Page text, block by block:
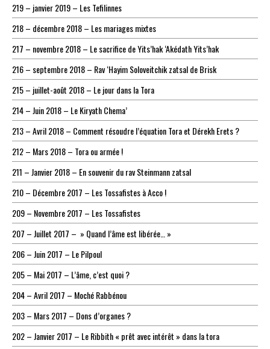
219 – janvier 2019 – Les Tefilinnes
218 – décembre 2018 – Les mariages mixtes
217 – novembre 2018 – Le sacrifice de Yits’hak ‘Akédath Yits’hak
216 – septembre 2018 – Rav ‘Hayim Soloveitchik zatsal de Brisk
215 – juillet-août 2018 – Le jour dans la Tora
214 – Juin 2018 – Le Kiryath Chema’
213 – Avril 2018 – Comment résoudre l’équation Tora et Dérekh Erets ?
212 – Mars 2018 – Tora ou armée !
211 – Janvier 2018 – En souvenir du rav Steinmann zatsal
210 – Décembre 2017 – Les Tossafistes à Acco !
209 – Novembre 2017 – Les Tossafistes
207 – Juillet 2017 – » Quand l’âme est libérée… »
206 – Juin 2017 – Le Pilpoul
205 – Mai 2017 – L’âme, c’est quoi ?
204 – Avril 2017 – Moché Rabbénou
203 – Mars 2017 – Dons d’organes ?
202 – Janvier 2017 – Le Ribbith « prêt avec intérêt » dans la tora